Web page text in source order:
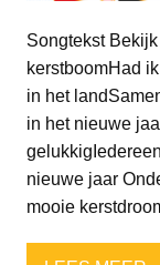
Songtekst
kerstboomHad
in het
in het nieuwe
nieuwe jaar
mooie